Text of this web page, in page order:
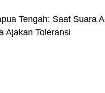
Tengah: Saat Suara
Ajakan Toleransi